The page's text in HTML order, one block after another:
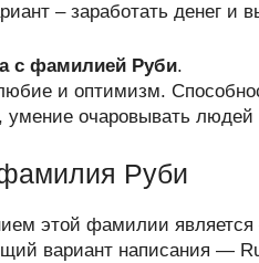
– заработать денег и
с фамилией Руби.
и оптимизм.
очаровывать людей
Руби
этой фамилии
вариант написания —